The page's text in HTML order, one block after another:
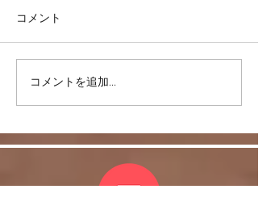
リバウンドを避けるに
は・・・
コメント
コメントを追加…